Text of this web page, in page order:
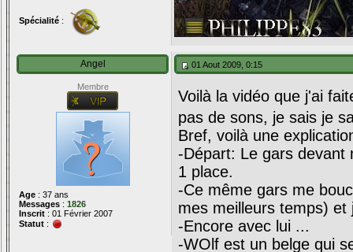
Spécialité :
Angel
Membre
Age : 37 ans
Messages : 1826
Inscrit : 01 Février 2007
Statut :
01 Aout 2009, 0:15
Voilà la vidéo que j'ai
pas de sons, je sais je
Bref, voilà une
-Départ: Le gars devant
1 place.
-Ce même gars me
mes meilleurs temps)
-Encore avec lui ...
-WOlf est un belge qui